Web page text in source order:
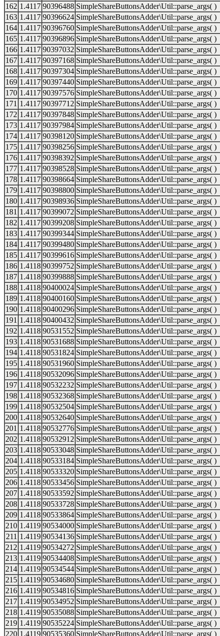
162 1.4117 90396488 SimpleShareButtonsAdder\Util::parse_args( )
163 1.4117 90396624 SimpleShareButtonsAdder\Util::parse_args( )
164 1.4117 90396760 SimpleShareButtonsAdder\Util::parse_args( )
165 1.4117 90396896 SimpleShareButtonsAdder\Util::parse_args( )
166 1.4117 90397032 SimpleShareButtonsAdder\Util::parse_args( )
167 1.4117 90397168 SimpleShareButtonsAdder\Util::parse_args( )
168 1.4117 90397304 SimpleShareButtonsAdder\Util::parse_args( )
169 1.4117 90397440 SimpleShareButtonsAdder\Util::parse_args( )
170 1.4117 90397576 SimpleShareButtonsAdder\Util::parse_args( )
171 1.4117 90397712 SimpleShareButtonsAdder\Util::parse_args( )
172 1.4117 90397848 SimpleShareButtonsAdder\Util::parse_args( )
173 1.4117 90397984 SimpleShareButtonsAdder\Util::parse_args( )
174 1.4117 90398120 SimpleShareButtonsAdder\Util::parse_args( )
175 1.4117 90398256 SimpleShareButtonsAdder\Util::parse_args( )
176 1.4117 90398392 SimpleShareButtonsAdder\Util::parse_args( )
177 1.4117 90398528 SimpleShareButtonsAdder\Util::parse_args( )
178 1.4117 90398664 SimpleShareButtonsAdder\Util::parse_args( )
179 1.4117 90398800 SimpleShareButtonsAdder\Util::parse_args( )
180 1.4117 90398936 SimpleShareButtonsAdder\Util::parse_args( )
181 1.4117 90399072 SimpleShareButtonsAdder\Util::parse_args( )
182 1.4117 90399208 SimpleShareButtonsAdder\Util::parse_args( )
183 1.4117 90399344 SimpleShareButtonsAdder\Util::parse_args( )
184 1.4117 90399480 SimpleShareButtonsAdder\Util::parse_args( )
185 1.4117 90399616 SimpleShareButtonsAdder\Util::parse_args( )
186 1.4118 90399752 SimpleShareButtonsAdder\Util::parse_args( )
187 1.4118 90399888 SimpleShareButtonsAdder\Util::parse_args( )
188 1.4118 90400024 SimpleShareButtonsAdder\Util::parse_args( )
189 1.4118 90400160 SimpleShareButtonsAdder\Util::parse_args( )
190 1.4118 90400296 SimpleShareButtonsAdder\Util::parse_args( )
191 1.4118 90400432 SimpleShareButtonsAdder\Util::parse_args( )
192 1.4118 90531552 SimpleShareButtonsAdder\Util::parse_args( )
193 1.4118 90531688 SimpleShareButtonsAdder\Util::parse_args( )
194 1.4118 90531824 SimpleShareButtonsAdder\Util::parse_args( )
195 1.4118 90531960 SimpleShareButtonsAdder\Util::parse_args( )
196 1.4118 90532096 SimpleShareButtonsAdder\Util::parse_args( )
197 1.4118 90532232 SimpleShareButtonsAdder\Util::parse_args( )
198 1.4118 90532368 SimpleShareButtonsAdder\Util::parse_args( )
199 1.4118 90532504 SimpleShareButtonsAdder\Util::parse_args( )
200 1.4118 90532640 SimpleShareButtonsAdder\Util::parse_args( )
201 1.4118 90532776 SimpleShareButtonsAdder\Util::parse_args( )
202 1.4118 90532912 SimpleShareButtonsAdder\Util::parse_args( )
203 1.4118 90533048 SimpleShareButtonsAdder\Util::parse_args( )
204 1.4118 90533184 SimpleShareButtonsAdder\Util::parse_args( )
205 1.4118 90533320 SimpleShareButtonsAdder\Util::parse_args( )
206 1.4118 90533456 SimpleShareButtonsAdder\Util::parse_args( )
207 1.4118 90533592 SimpleShareButtonsAdder\Util::parse_args( )
208 1.4118 90533728 SimpleShareButtonsAdder\Util::parse_args( )
209 1.4118 90533864 SimpleShareButtonsAdder\Util::parse_args( )
210 1.4119 90534000 SimpleShareButtonsAdder\Util::parse_args( )
211 1.4119 90534136 SimpleShareButtonsAdder\Util::parse_args( )
212 1.4119 90534272 SimpleShareButtonsAdder\Util::parse_args( )
213 1.4119 90534408 SimpleShareButtonsAdder\Util::parse_args( )
214 1.4119 90534544 SimpleShareButtonsAdder\Util::parse_args( )
215 1.4119 90534680 SimpleShareButtonsAdder\Util::parse_args( )
216 1.4119 90534816 SimpleShareButtonsAdder\Util::parse_args( )
217 1.4119 90534952 SimpleShareButtonsAdder\Util::parse_args( )
218 1.4119 90535088 SimpleShareButtonsAdder\Util::parse_args( )
219 1.4119 90535224 SimpleShareButtonsAdder\Util::parse_args( )
220 1.4119 90535360 SimpleShareButtonsAdder\Util::parse_args( )